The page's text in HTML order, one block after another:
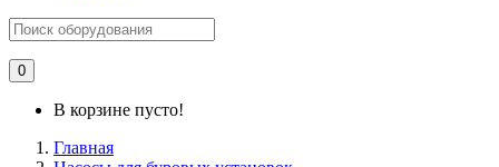
0
В корзине пусто!
Главная